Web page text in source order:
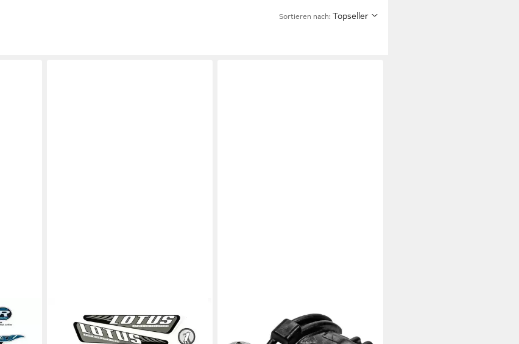
Sortieren nach: Topseller
Satz
Fahrradrahmen Fahrrad DEKOR Satz
Aufkleber Rahmen frame Decal